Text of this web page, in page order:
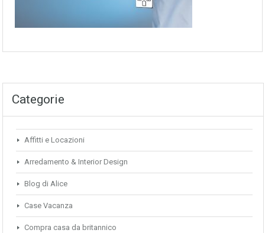
Categorie
Affitti e Locazioni
Arredamento & Interior Design
Blog di Alice
Case Vacanza
Compra casa da britannico